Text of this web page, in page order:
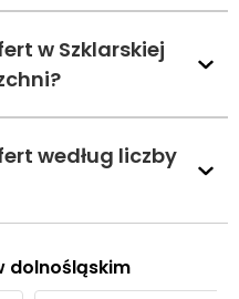
w Szklarskiej
według liczby
dolnośląskim